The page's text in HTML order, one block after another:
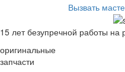
Вызвать
15 летбезупречной работы на
оригинальные
запчасти